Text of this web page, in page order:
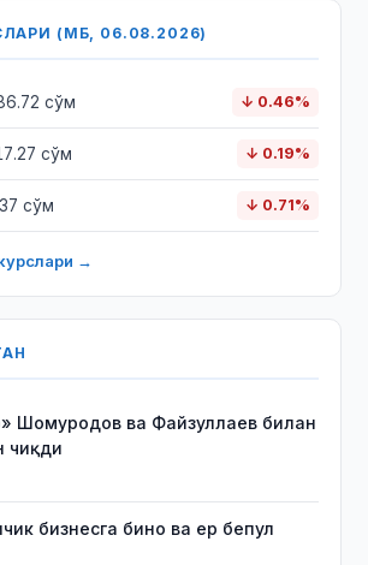
(МБ, 06.08.2026)
сўм ↓ 0.46%
сўм ↓ 0.19%
сўм ↓ 0.71%
→
Шомуродов ва Файзуллаев билан
чиқди
бизнесга бино ва ер бепул